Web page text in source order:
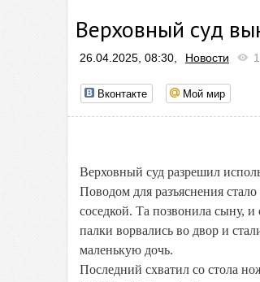
Верховный суд
26.04.2025, 08:30, Новости
Вконтакте Мой мир
Верховный суд разрешил
Поводом для разъяснения стало
соседкой. Та позвонила сыну,
палки ворвались во двор и
маленькую дочь.
Последний схватил со стола